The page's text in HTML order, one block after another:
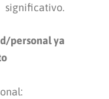
significativo.
personal ya